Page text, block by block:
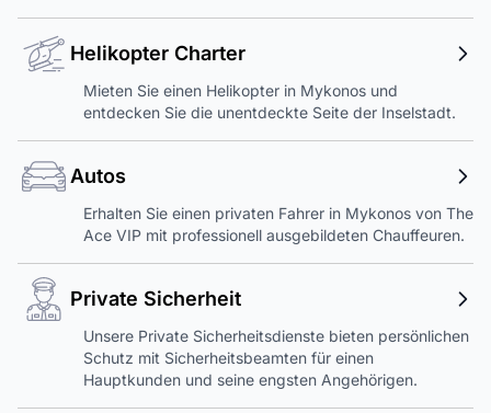
Helikopter Charter
Mieten Sie einen Helikopter in Mykonos und
entdecken Sie die unentdeckte Seite der Inselstadt.
Autos
Erhalten Sie einen privaten Fahrer in Mykonos von The
Ace VIP mit professionell ausgebildeten Chauffeuren.
Private Sicherheit
Unsere Private Sicherheitsdienste bieten persönlichen
Schutz mit Sicherheitsbeamten für einen
Hauptkunden und seine engsten Angehörigen.